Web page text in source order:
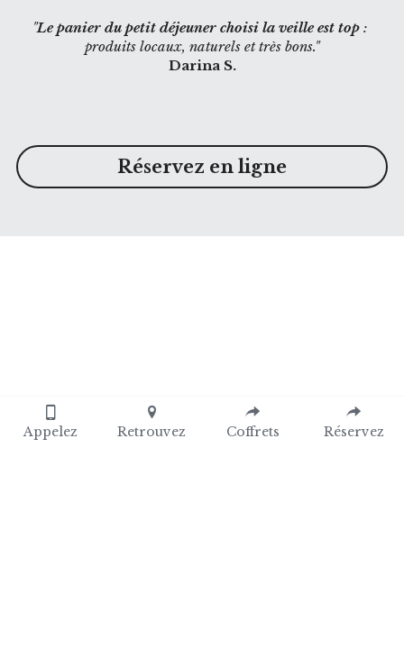
"Le panier du petit déjeuner choisi la veille est top :
produits locaux, naturels et très bons."
Darina S.
Réservez en ligne
Appelez Retrouvez Coffrets Réservez